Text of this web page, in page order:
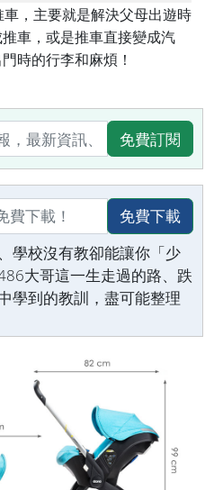
，主要就是解決父母出遊時
車，或是推車直接變成汽
時的行李和麻煩！
免費訂閱
免費下載
學校沒有教卻能讓你「少
大哥這一生走過的路、跌
學到的教訓，盡可能整理